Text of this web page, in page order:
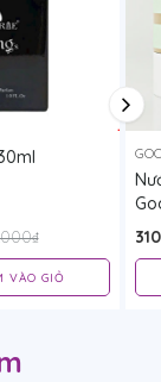
VÀO GIỎ